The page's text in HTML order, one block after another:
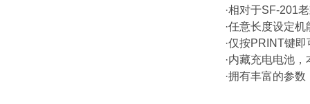
·相对于SF-201
·任意长度设定机
·仅按PRINT键
·内藏充电电池
·拥有丰富的参